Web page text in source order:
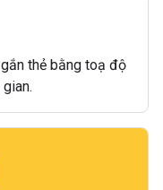
thẻ bằng toạ độ